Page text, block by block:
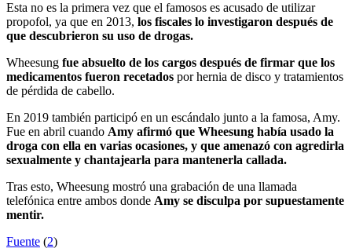
Esta no es la primera vez que el famosos es acusado de utilizar
propofol, ya que en 2013, los fiscales lo investigaron después de
que descubrieron su uso de drogas.
Wheesung fue absuelto de los cargos después de firmar que los
medicamentos fueron recetados por hernia de disco y tratamientos
de pérdida de cabello.
En 2019 también participó en un escándalo junto a la famosa, Amy.
Fue en abril cuando Amy afirmó que Wheesung había usado la
droga con ella en varias ocasiones, y que amenazó con agredirla
sexualmente y chantajearla para mantenerla callada.
Tras esto, Wheesung mostró una grabación de una llamada
telefónica entre ambos donde Amy se disculpa por supuestamente
mentir.
Fuente (2)